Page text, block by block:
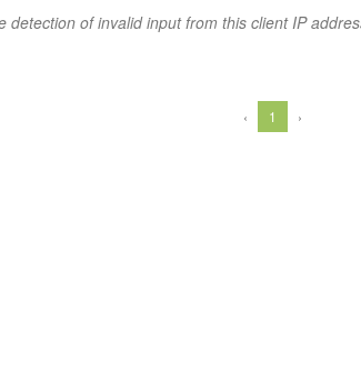
detection of invalid input from this client IP
‹ 1 ›